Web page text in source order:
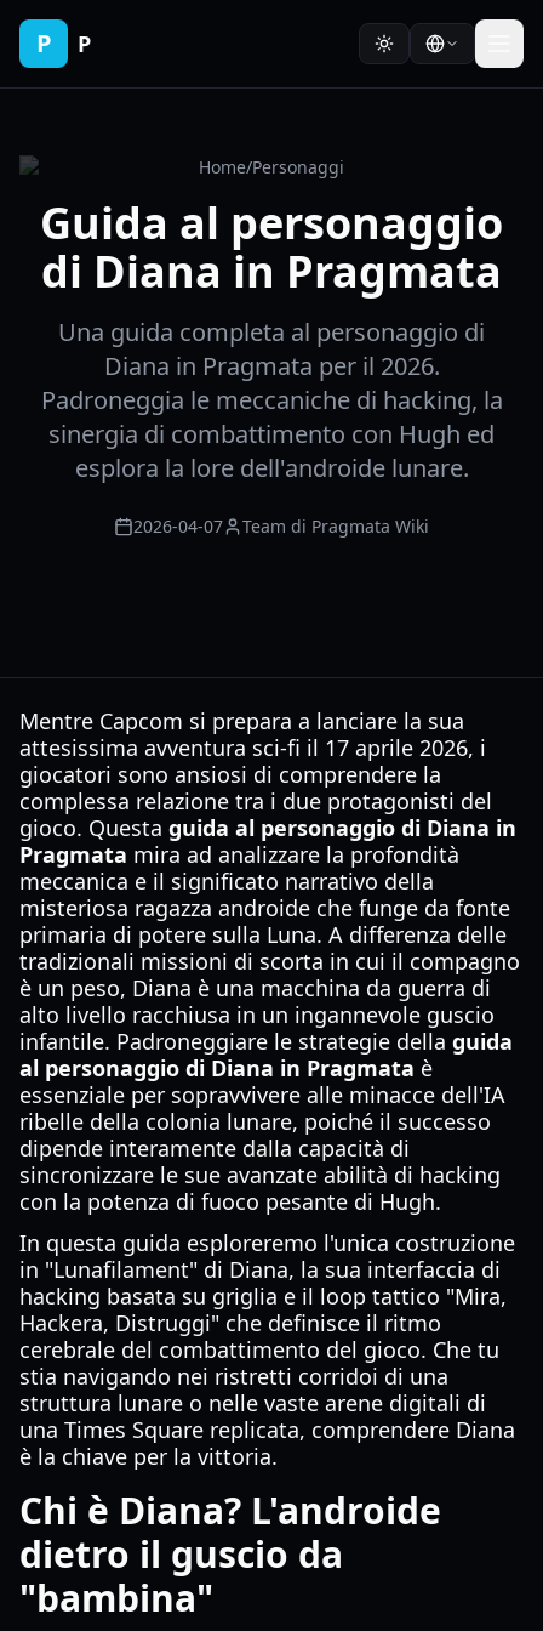
P P
Home/Personaggi
Guida al personaggio
di Diana in Pragmata
Una guida completa al personaggio di
Diana in Pragmata per il 2026.
Padroneggia le meccaniche di hacking, la
sinergia di combattimento con Hugh ed
esplora la lore dell'androide lunare.
2026-04-07 Team di Pragmata Wiki
Mentre Capcom si prepara a lanciare la sua
attesissima avventura sci-fi il 17 aprile 2026, i
giocatori sono ansiosi di comprendere la
complessa relazione tra i due protagonisti del
gioco. Questa guida al personaggio di Diana in
Pragmata mira ad analizzare la profondità
meccanica e il significato narrativo della
misteriosa ragazza androide che funge da fonte
primaria di potere sulla Luna. A differenza delle
tradizionali missioni di scorta in cui il compagno
è un peso, Diana è una macchina da guerra di
alto livello racchiusa in un ingannevole guscio
infantile. Padroneggiare le strategie della guida
al personaggio di Diana in Pragmata è
essenziale per sopravvivere alle minacce dell'IA
ribelle della colonia lunare, poiché il successo
dipende interamente dalla capacità di
sincronizzare le sue avanzate abilità di hacking
con la potenza di fuoco pesante di Hugh.
In questa guida esploreremo l'unica costruzione
in "Lunafilament" di Diana, la sua interfaccia di
hacking basata su griglia e il loop tattico "Mira,
Hackera, Distruggi" che definisce il ritmo
cerebrale del combattimento del gioco. Che tu
stia navigando nei ristretti corridoi di una
struttura lunare o nelle vaste arene digitali di
una Times Square replicata, comprendere Diana
è la chiave per la vittoria.
Chi è Diana? L'androide
dietro il guscio da
"bambina"